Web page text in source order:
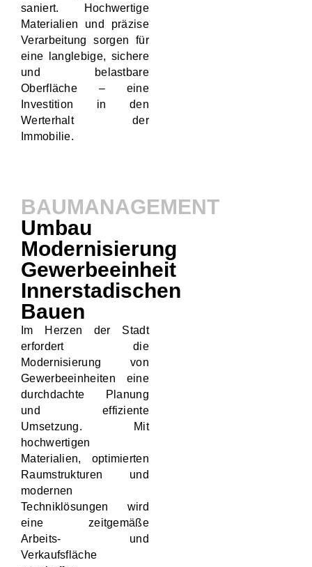
saniert. Hochwertige
Materialien und präzise
Verarbeitung sorgen für
eine langlebige, sichere
und belastbare
Oberfläche – eine
Investition in den
Werterhalt der
Immobilie.
BAUMANAGEMENT
Umbau
Modernisierung
Gewerbeeinheit
Innerstadischen
Bauen
Im Herzen der Stadt
erfordert die
Modernisierung von
Gewerbeeinheiten eine
durchdachte Planung
und effiziente
Umsetzung. Mit
hochwertigen
Materialien, optimierten
Raumstrukturen und
modernen
Techniklösungen wird
eine zeitgemäße
Arbeits- und
Verkaufsfläche